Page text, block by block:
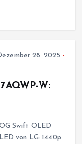
28, 2025
W:
Swift OLED
von LG: 1440p